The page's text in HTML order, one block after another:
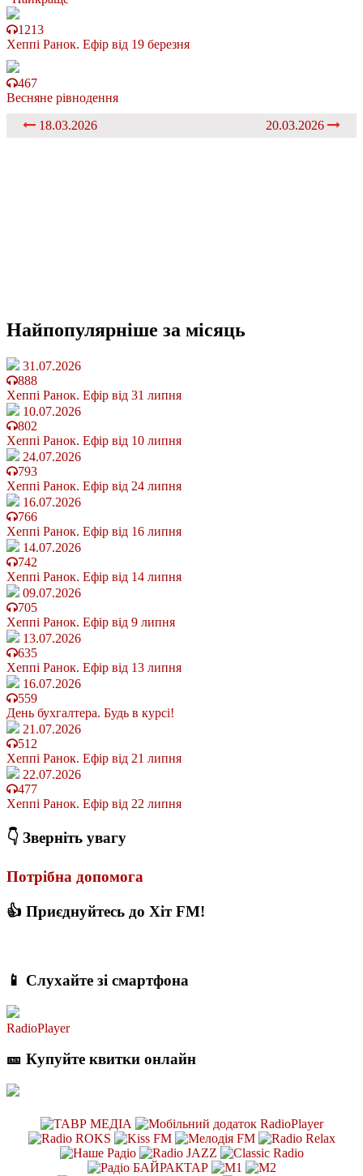
1213
Хеппі Ранок. Ефір від 19 березня
467
Весняне рівнодення
18.03.2026
20.03.2026
Найпопулярніше за місяць
31.07.2026
888
Хеппі Ранок. Ефір від 31 липня
10.07.2026
802
Хеппі Ранок. Ефір від 10 липня
24.07.2026
793
Хеппі Ранок. Ефір від 24 липня
16.07.2026
766
Хеппі Ранок. Ефір від 16 липня
14.07.2026
742
Хеппі Ранок. Ефір від 14 липня
09.07.2026
705
Хеппі Ранок. Ефір від 9 липня
13.07.2026
635
Хеппі Ранок. Ефір від 13 липня
16.07.2026
559
День бухгалтера. Будь в курсі!
21.07.2026
512
Хеппі Ранок. Ефір від 21 липня
22.07.2026
477
Хеппі Ранок. Ефір від 22 липня
👇 Зверніть увагу
Потрібна допомога
👍 Приєднуйтесь до Хіт FM!
📱 Слухайте зі смартфона
RadioPlayer
🎫 Купуйте квитки онлайн